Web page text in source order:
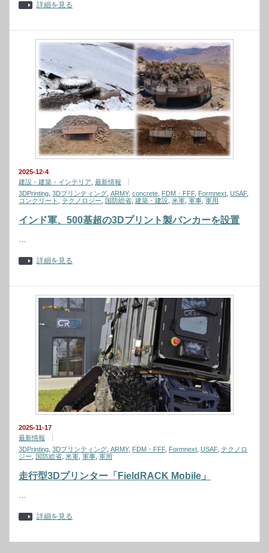
詳細を見る
2025-12-4
建設・建築・インテリア 最新情報
3DPrinting 3Dプリンティング ARMY, concrete FDM・FFF, Formnext USAF,
コンクリート
テクノロジー 国防総省 建築・建設 米軍 軍事 軍用
インド軍、500基超の3Dプリント製バンカーを設置
…
詳細を見る
2025-11-17
最新情報
3DPrinting 3Dプリンティング ARMY, FDM・FFF, Formnext USAF, テクノロ
ジー
国防総省 米軍 軍事 軍用
走行型3Dプリンター「FieldRACK Mobile」
…
詳細を見る